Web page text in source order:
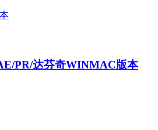
PR/达芬奇WINMAC版本